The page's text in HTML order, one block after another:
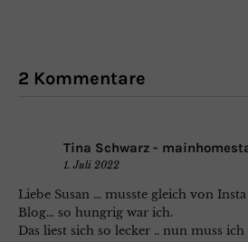
2 Kommentare
Tina Schwarz -
1. Juli 2022
Liebe Susan … musste gleich von
Blog… so hungrig war ich.
Das liest sich so lecker .. nun muss